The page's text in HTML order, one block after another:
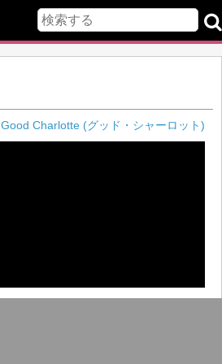
Good Charlotte (グッド・シャーロット)